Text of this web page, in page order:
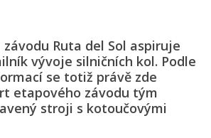
Ruta del Sol aspiruje
vývoje silničních kol. Podle
se totiž právě zde
etapového závodu tým
stroji s kotoučovými